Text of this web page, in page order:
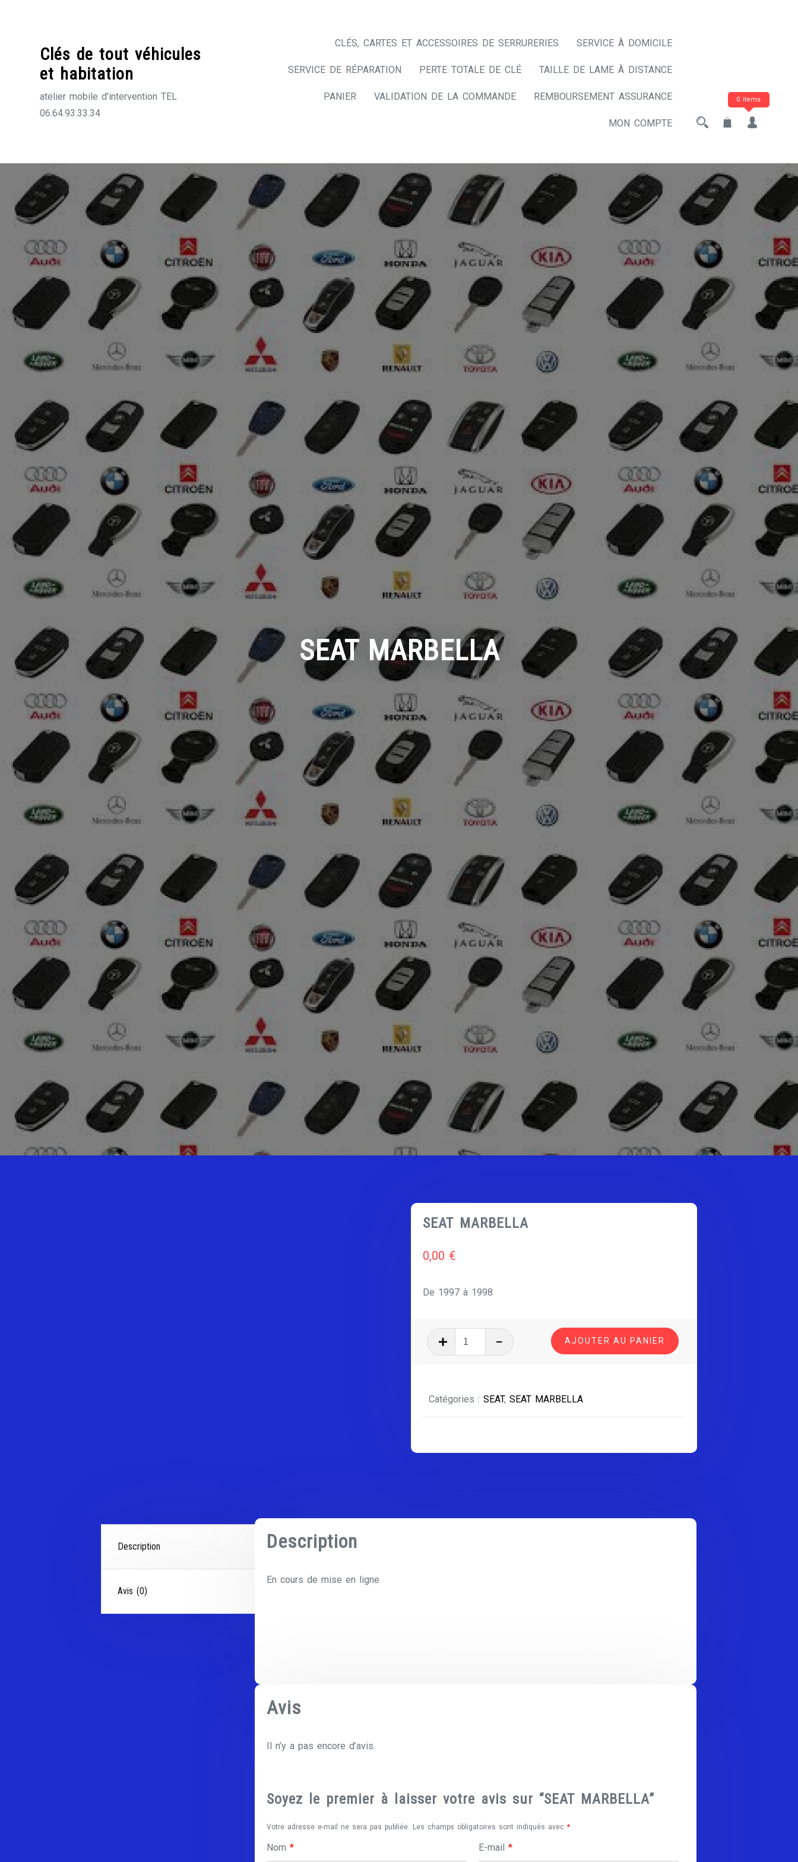
Clés de tout véhicules
et habitation
atelier mobile d'intervention TEL
06.64.93.33.34
CLÉS, CARTES ET ACCESSOIRES DE SERRURERIES SERVICE À DOMICILE
SERVICE DE RÉPARATION PERTE TOTALE DE CLÉ TAILLE DE LAME À DISTANCE
PANIER VALIDATION DE LA COMMANDE REMBOURSEMENT ASSURANCE
MON COMPTE
0 items
SEAT MARBELLA
SEAT MARBELLA
0,00 €
De 1997 à 1998
quantité
de
AJOUTER AU PANIER
Catégories :SEAT,SEAT MARBELLA
Description
Avis (0)
Description
En cours de mise en ligne
Avis
Il n’y a pas encore d’avis.
Soyez le premier à laisser votre avis sur “SEAT MARBELLA”
Votre adresse e-mail ne sera pas publiée. Les champs obligatoires sont indiqués avec *
Nom * E-mail *